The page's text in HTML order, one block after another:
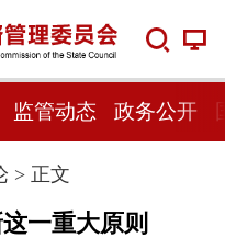
监管动态 政务公开
> 正文
一重大原则